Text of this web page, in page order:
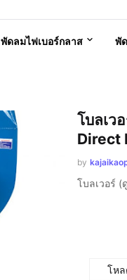
พัดลมไฟเบอร์กลาส พั
โบลเว
Direct
by
โบลเวอร์
โห